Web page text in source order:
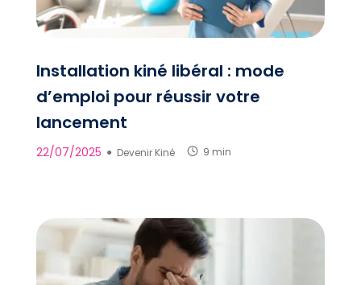
Installation kiné libéral : mode
d’emploi pour réussir votre
lancement
22/07/2025 ● Devenir Kiné 9 min